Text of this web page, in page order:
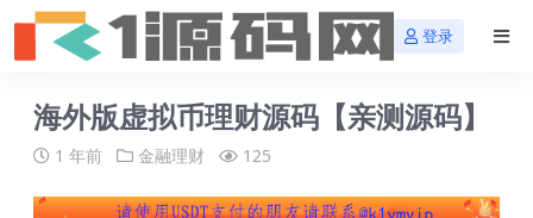
登录
海外版虚拟币理财源码【亲测源码】
1 年前 金融理财 125